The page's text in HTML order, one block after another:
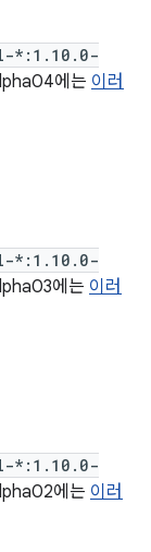
*:1.10.0-
에는 이러
*:1.10.0-
에는 이러
*:1.10.0-
에는 이러